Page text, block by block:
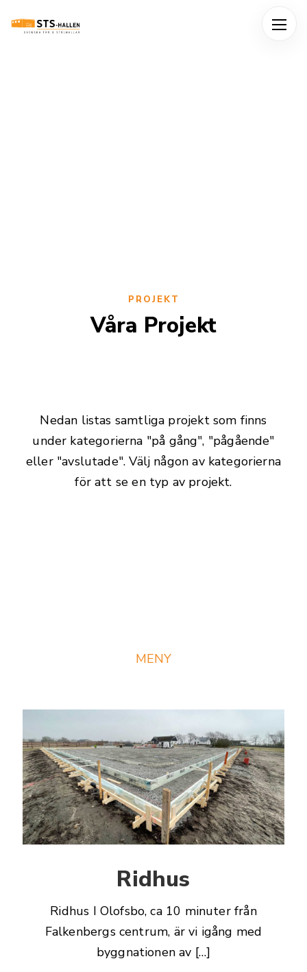
PROJEKT
Våra Projekt
Nedan listas samtliga projekt som finns
under kategorierna "på gång", "pågående"
eller "avslutade". Välj någon av kategorierna
för att se en typ av projekt.
MENY
Pågående projekt
Ridhus
Ridhus I Olofsbo, ca 10 minuter från
Falkenbergs centrum, är vi igång med
byggnationen av […]